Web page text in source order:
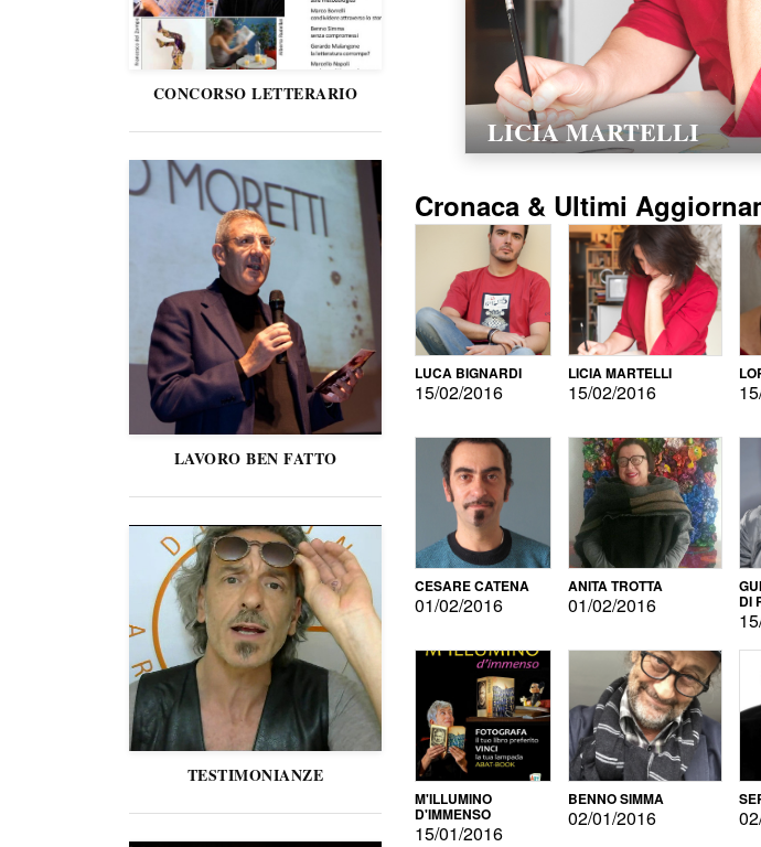
CONCORSO LETTERARIO
LAVORO BEN FATTO
TESTIMONIANZE
LORELLA POZZI
Cronaca & Ultimi
LUCA BIGNARDI
15/02/2016
LICIA MARTELLI
15/02/2016
CESARE CATENA
01/02/2016
ANITA TROTTA
01/02/2016 DI
M'ILLUMINO
D'IMMENSO
15/01/2016
BENNO SIMMA
02/01/2016